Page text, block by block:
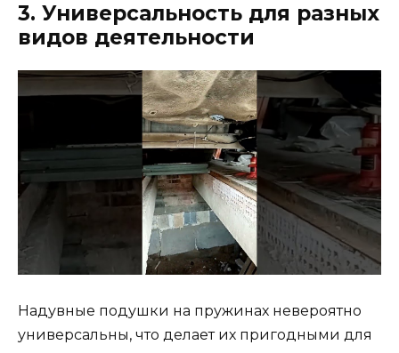
3. Универсальность для разных
видов деятельности
Надувные подушки на пружинах невероятно
универсальны, что делает их пригодными для